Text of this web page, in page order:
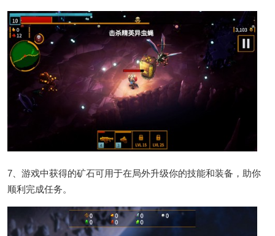
7、游戏中获得的矿石可用于在局外升级你的技能和装备，助你
顺利完成任务。